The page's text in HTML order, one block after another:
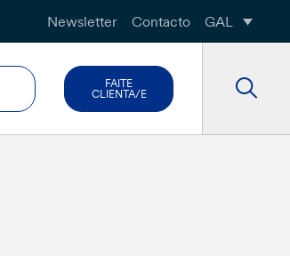
Newsletter Contacto GAL
FAITE
CLIENTA/E